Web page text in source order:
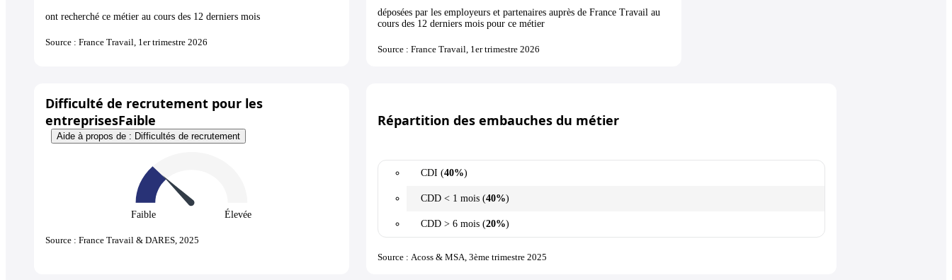
ont recherché ce métier au cours des 12 derniers mois
Source : France Travail, 1er trimestre 2026
déposées par les employeurs et partenaires auprès de France Travail au
cours des 12 derniers mois pour ce métier
Source : France Travail, 1er trimestre 2026
Difficulté de recrutement pour les
entreprisesFaible
Aide à propos de : Difficultés de recrutement
Faible Élevée
Source : France Travail & DARES, 2025
Répartition des embauches du métier
CDI (40%)
CDD < 1 mois (40%)
CDD > 6 mois (20%)
Source : Acoss & MSA, 3ème trimestre 2025